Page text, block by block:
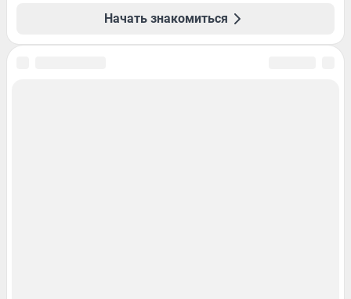
Начать знакомиться